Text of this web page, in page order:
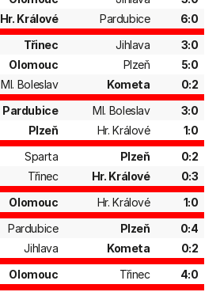
Hr. Králové Pardubice
6:0
Třinec Jihlava
3:0
Olomouc Plzeň
5:0
Ml. Boleslav Kometa
0:2
Pardubice Ml. Boleslav
3:0
Plzeň Hr. Králové
1:0
Sparta Plzeň
0:2
Třinec Hr. Králové
0:3
Olomouc Hr. Králové
1:0
Pardubice Plzeň
0:4
Jihlava Kometa
0:2
Olomouc Třinec
4:0